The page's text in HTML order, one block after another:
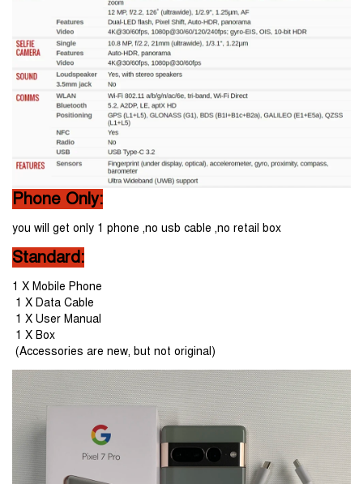
Phone Only:
you will get only 1 phone ,no usb cable ,no retail box
Standard:
1 X Mobile Phone
1 X Data Cable
1 X User Manual
1 X Box
(Accessories are new, but not original)